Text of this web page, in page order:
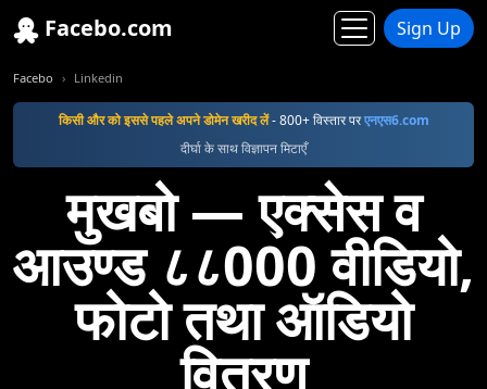
Facebo.com Sign Up
Facebo Linkedin
किसी और को इससे पहले अपने डोमेन खरीद लें- 800+ विस्तार परएनएस6.com
दीर्घा के साथ विज्ञापन मिटाएँ
मुखबो — एक्सेस व
आउण्ड ८८000 वीडियो,
फोटो तथा ऑडियो
वितरण